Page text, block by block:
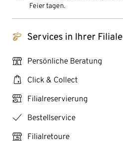
Feiertagen.
tchibo_logo Services in Ihrer Filiale
personal_services Persönliche Beratung
click_collect Click & Collect
click_reserve_store Filialreservierung
checkmark Bestellservice
store_return Filialretoure